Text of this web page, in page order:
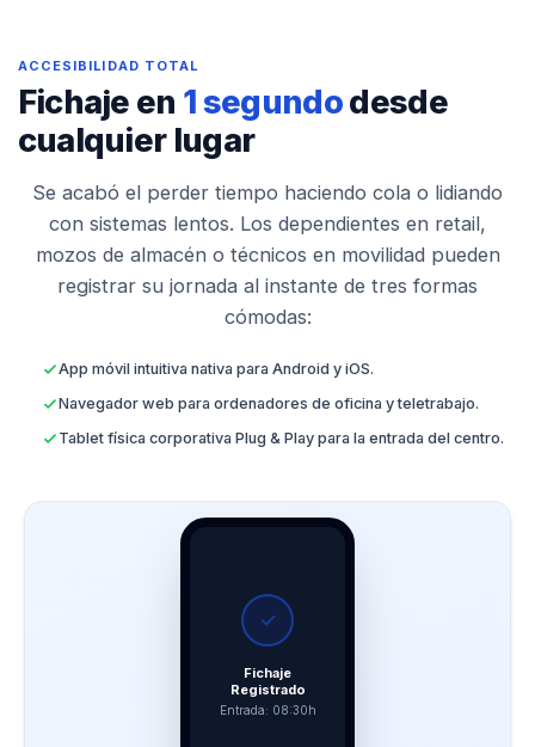
ACCESIBILIDAD TOTAL
Fichaje en 1 segundodesde
cualquier lugar
Se acabó el perder tiempo haciendo cola o lidiando
con sistemas lentos. Los dependientes en retail,
mozos de almacén o técnicos en movilidad pueden
registrar su jornada al instante de tres formas
cómodas:
App móvil intuitiva nativa para Android y iOS.
Navegador web para ordenadores de oficina y teletrabajo.
Tablet física corporativa Plug & Play para la entrada del centro.
✓
Fichaje
Registrado
Entrada: 08:30h